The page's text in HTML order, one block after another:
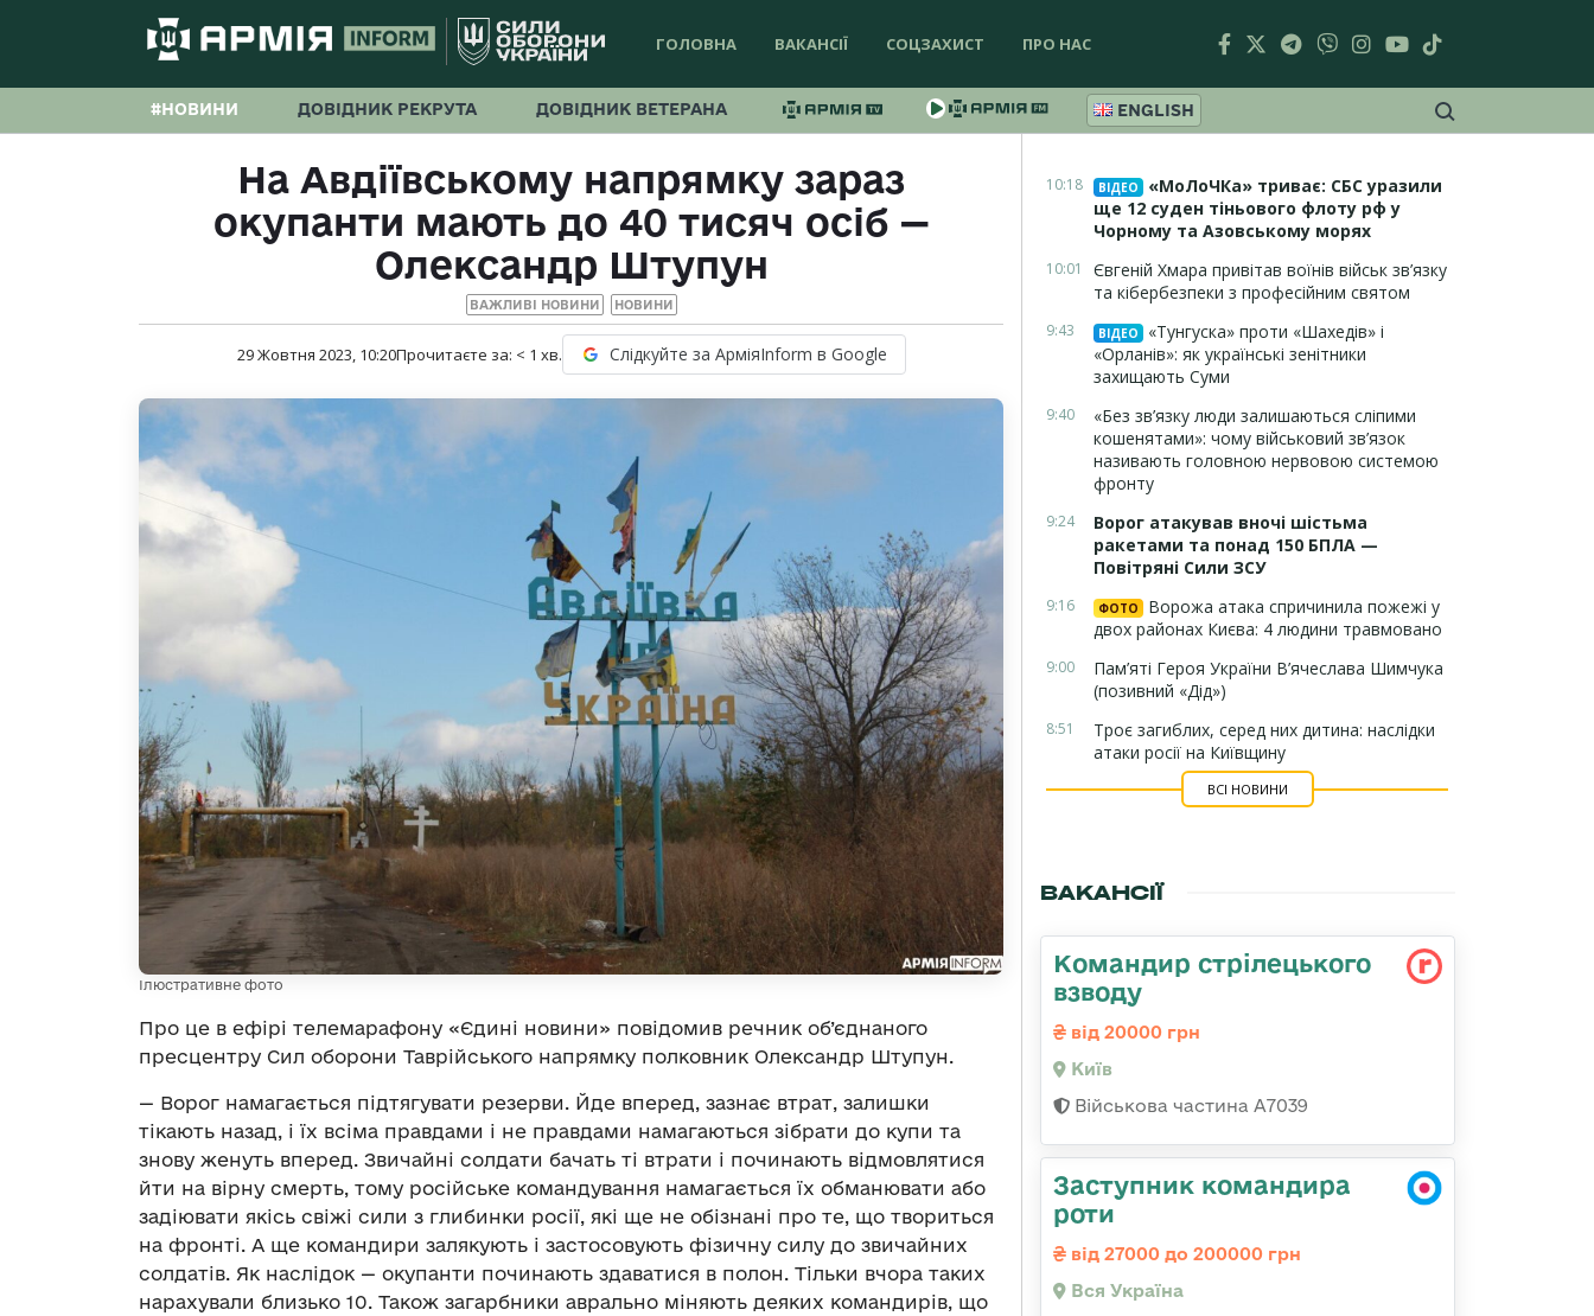
ГОЛОВНА ВАКАНСІЇ СОЦЗАХИСТ ПРО НАС
#НОВИНИ ДОВІДНИК РЕКРУТА ДОВІДНИК ВЕТЕРАНА ENGLISH
На Авдіївському напрямку зараз
окупанти мають до 40 тисяч осіб —
Олександр Штупун
ВАЖЛИВІ НОВИНИ НОВИНИ
29 Жовтня 2023, 10:20Прочитаєте за: < 1 хв. Слідкуйте за АрміяInform в Google
Ілюстративне фото
Про це в ефірі телемарафону «Єдині новини» повідомив речник об’єднаного
пресцентру Сил оборони Таврійського напрямку полковник Олександр Штупун.
— Ворог намагається підтягувати резерви. Йде вперед, зазнає втрат, залишки
тікають назад, і їх всіма правдами і не правдами намагаються зібрати до купи та
знову женуть вперед. Звичайні солдати бачать ті втрати і починають відмовлятися
йти на вірну смерть, тому російське командування намагається їх обманювати або
задіювати якісь свіжі сили з глибинки росії, які ще не обізнані про те, що твориться
на фронті. А ще командири залякують і застосовують фізичну силу до звичайних
солдатів. Як наслідок — окупанти починають здаватися в полон. Тільки вчора таких
нарахували близько 10. Також загарбники аврально міняють деяких командирів, що
10:18 ВІДЕО
«МоЛоЧКа» триває: СБС уразили
ще 12 суден тіньового флоту рф у
Чорному та Азовському морях
10:01
Євгеній Хмара привітав воїнів військ зв’язку
та кібербезпеки з професійним святом
9:43 ВІДЕО
«Тунгуска» проти «Шахедів» і
«Орланів»: як українські зенітники
захищають Суми
9:40
«Без зв’язку люди залишаються сліпими
кошенятами»: чому військовий зв’язок
називають головною нервовою системою
фронту
9:24
Ворог атакував вночі шістьма
ракетами та понад 150 БПЛА —
Повітряні Сили ЗСУ
9:16 ФОТО
Ворожа атака спричинила пожежі у
двох районах Києва: 4 людини травмовано
9:00
Пам’яті Героя України В’ячеслава Шимчука
(позивний «Дід»)
8:51
Троє загиблих, серед них дитина: наслідки
атаки росії на Київщину
ВСІ НОВИНИ
ВАКАНСІЇ
Командир стрілецького
взводу
від 20000 грн
Київ
Військова частина А7039
Заступник командира
роти
від 27000 до 200000 грн
Вся Україна